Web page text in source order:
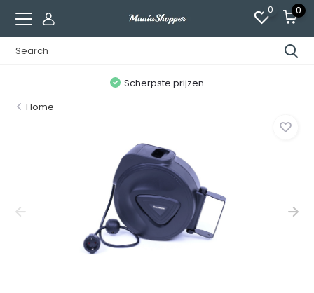
0 0
Scherpste prijzen
Home